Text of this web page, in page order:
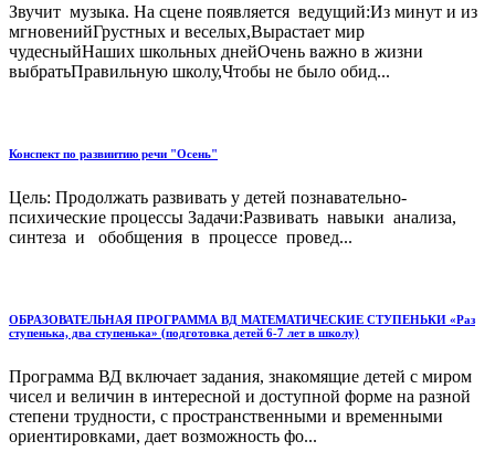
Звучит музыка. На сцене появляется ведущий:Из минут и из
мгновенийГрустных и веселых,Вырастает мир
чудесныйНаших школьных днейОчень важно в жизни
выбратьПравильную школу,Чтобы не было обид...
Конспект по развиитию речи "Осень"
Цель: Продолжать развивать у детей познавательно-
психические процессы Задачи:Развивать навыки анализа,
синтеза и обобщения в процессе провед...
ОБРАЗОВАТЕЛЬНАЯ ПРОГРАММА ВД МАТЕМАТИЧЕСКИЕ СТУПЕНЬКИ «Раз
ступенька, два ступенька» (подготовка детей 6-7 лет в школу)
Программа ВД включает задания, знакомящие детей с миром
чисел и величин в интересной и доступной форме на разной
степени трудности, с пространственными и временными
ориентировками, дает возможность фо...